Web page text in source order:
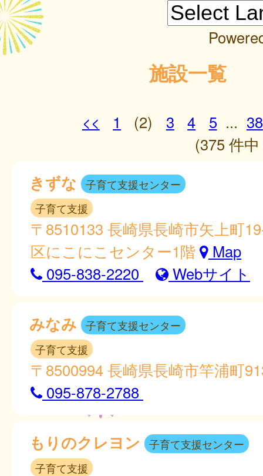
施設一覧
<< 1 (2) 3 4 5 ... 38
(375 件
きずな
子育て支援センター
子育て支援
〒8510133 長崎県長崎市矢上町
区にこにこセンター1階
Map
095-838-2220
Webサイト
みなみ
子育て支援センター
子育て支援
〒8500994 長崎県長崎市竿浦町
095-878-2788
もりのクレヨン
子育て支援センター
子育て支援